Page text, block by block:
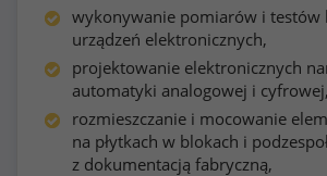
wykonywanie pomiarów i testów
urządzeń elektronicznych,
projektowanie elektronicznych
automatyki analogowej i cyfrowej,
rozmieszczanie i mocowanie
na płytkach w blokach i
z dokumentacją fabryczną,